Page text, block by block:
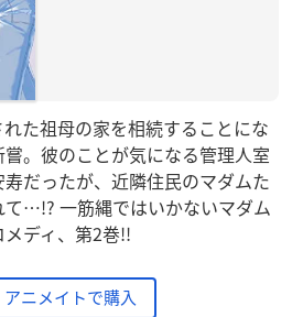
た祖母の家を相続することにな
。彼のことが気になる管理人室
だったが、近隣住民のマダムた
…!? 一筋縄ではいかないマダム
ディ、第2巻!!
アニメイトで購入